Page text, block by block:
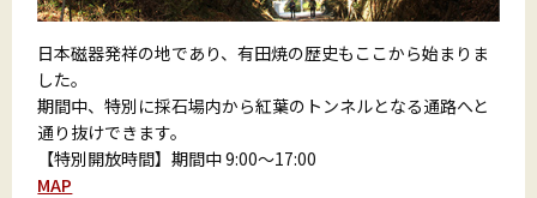
日本磁器発祥の地であり、有田焼の歴史もここから始まりま
した。
期間中、特別に採石場内から紅葉のトンネルとなる通路へと
通り抜けできます。
【特別開放時間】期間中 9:00～17:00
MAP